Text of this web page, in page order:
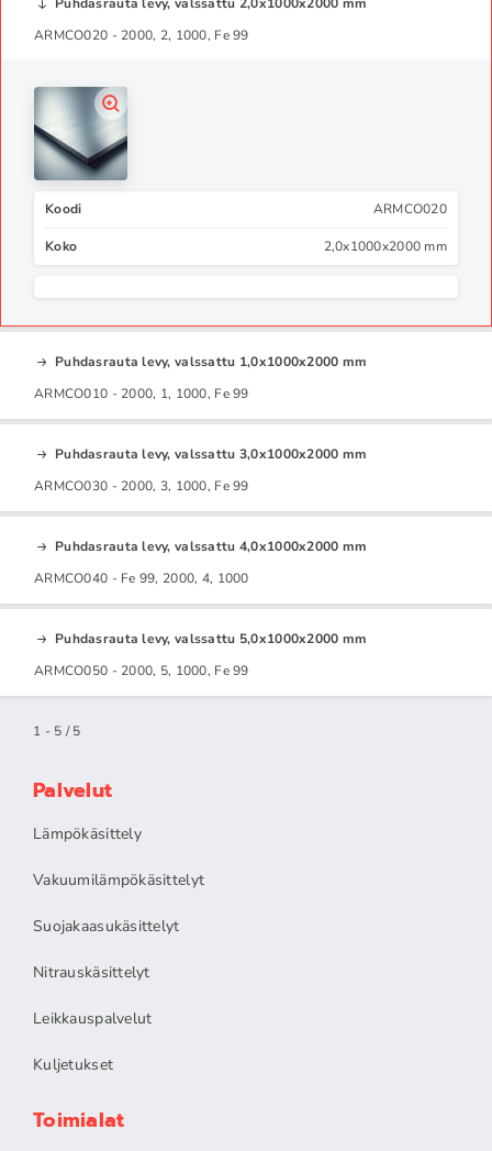
ARMCO020 - 2000, 2, 1000, Fe 99
Koodi ARMCO020
Koko 2,0x1000x2000 mm
Puhdasrauta levy, valssattu 1,0x1000x2000 mm
ARMCO010 - 2000, 1, 1000, Fe 99
Puhdasrauta levy, valssattu 3,0x1000x2000 mm
ARMCO030 - 2000, 3, 1000, Fe 99
Puhdasrauta levy, valssattu 4,0x1000x2000 mm
ARMCO040 - Fe 99, 2000, 4, 1000
Puhdasrauta levy, valssattu 5,0x1000x2000 mm
ARMCO050 - 2000, 5, 1000, Fe 99
1 - 5 / 5
Palvelut
Lämpökäsittely
Vakuumilämpökäsittelyt
Suojakaasukäsittelyt
Nitrauskäsittelyt
Leikkauspalvelut
Kuljetukset
Toimialat